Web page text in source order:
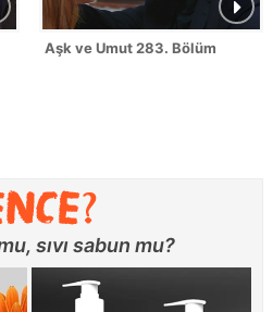
Aşk ve Umut 283. Bölüm
sıvı sabun mu?